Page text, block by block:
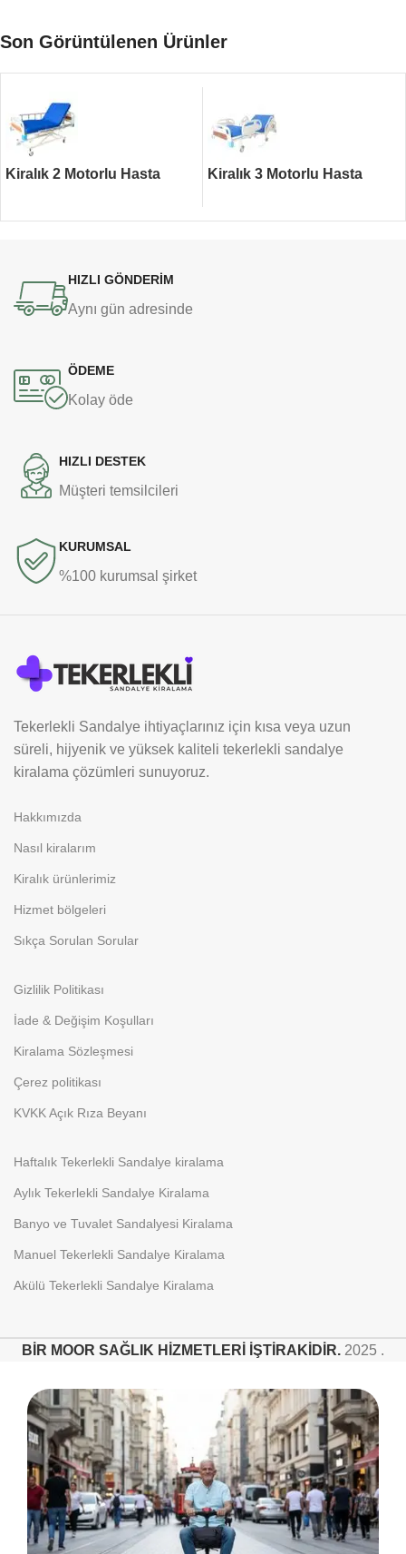
Son Görüntülenen Ürünler
Kiralık 2 Motorlu Hasta
Kiralık 3 Motorlu Hasta
HIZLI GÖNDERİM
Aynı gün adresinde
ÖDEME
Kolay öde
HIZLI DESTEK
Müşteri temsilcileri
KURUMSAL
%100 kurumsal şirket
Tekerlekli Sandalye ihtiyaçlarınız için kısa veya uzun
süreli, hijyenik ve yüksek kaliteli tekerlekli sandalye
kiralama çözümleri sunuyoruz.
Hakkımızda
Nasıl kiralarım
Kiralık ürünlerimiz
Hizmet bölgeleri
Sıkça Sorulan Sorular
Gizlilik Politikası
İade & Değişim Koşulları
Kiralama Sözleşmesi
Çerez politikası
KVKK Açık Rıza Beyanı
Haftalık Tekerlekli Sandalye kiralama
Aylık Tekerlekli Sandalye Kiralama
Banyo ve Tuvalet Sandalyesi Kiralama
Manuel Tekerlekli Sandalye Kiralama
Akülü Tekerlekli Sandalye Kiralama
BİR MOOR SAĞLIK HİZMETLERİ İŞTİRAKİDİR. 2025 .